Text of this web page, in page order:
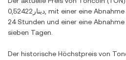
دينار0,52422 , mit einer eine Abnahme
24 Stunden und einer eine Abnahme
sieben Tagen.
Der historische Höchstpreis von